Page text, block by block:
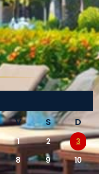
V S D
1 2
3
8 9
10